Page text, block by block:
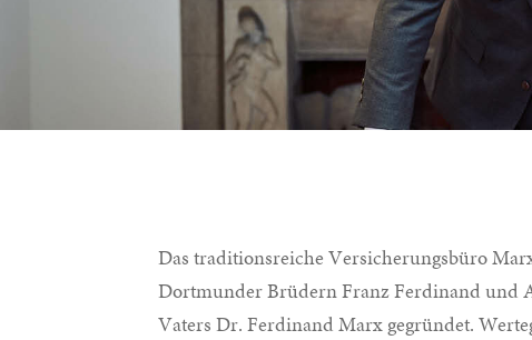
Das traditionsreiche Versicherungsbüro
Dortmunder Brüdern Franz Ferdinand und
Vaters Dr. Ferdinand Marx gegründet.